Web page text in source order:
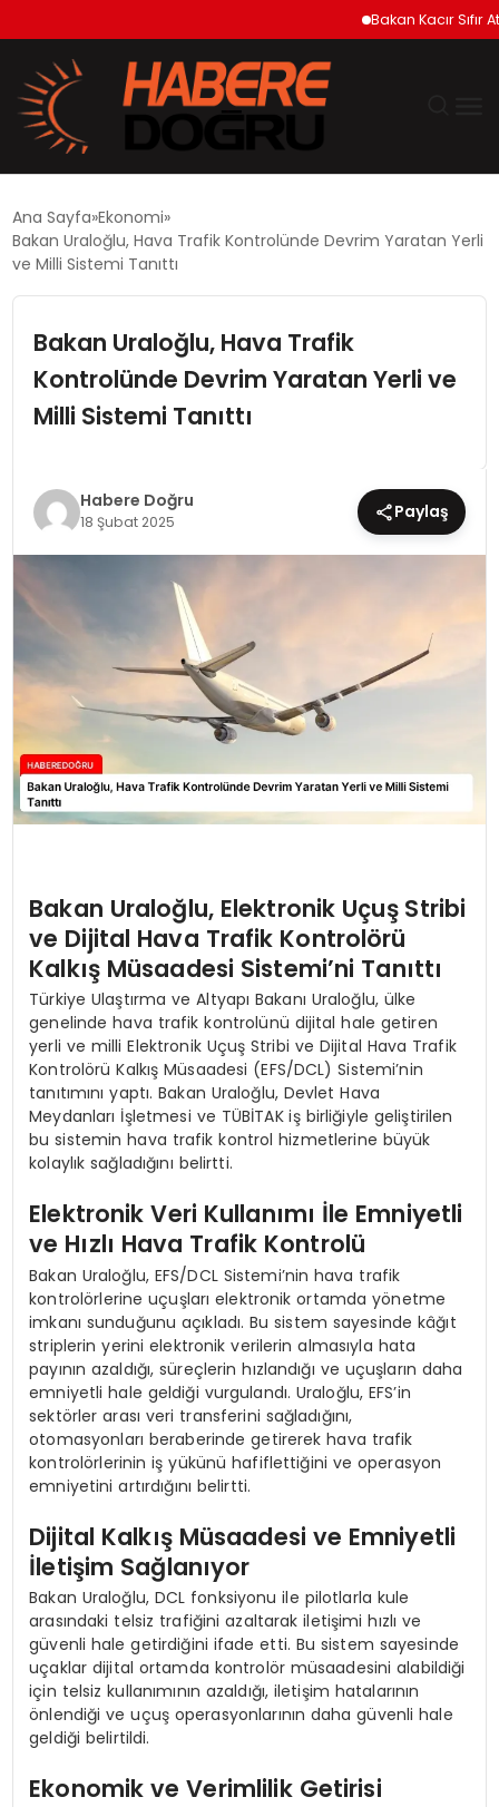
Bakan Kacır Sıfır
EKONOMİ
DÜNYA
SPOR
EĞİTİM
MAGAZİN
SAĞLIK
YAŞAM
Ana Sayfa Ekonomi
Bakan Uraloğlu, Hava Trafik Kontrolünde Devrim Yaratan Yerli
ve Milli Sistemi Tanıttı
Bakan Uraloğlu, Hava Trafik
Kontrolünde Devrim Yaratan Yerli ve
Milli Sistemi Tanıttı
Habere Doğru
18 Şubat 2025 Paylaş
Bakan Uraloğlu, Elektronik Uçuş Stribi
ve Dijital Hava Trafik Kontrolörü
Kalkış Müsaadesi Sistemi’ni Tanıttı
Türkiye Ulaştırma ve Altyapı Bakanı Uraloğlu, ülke
genelinde hava trafik kontrolünü dijital hale getiren
yerli ve milli Elektronik Uçuş Stribi ve Dijital Hava Trafik
Kontrolörü Kalkış Müsaadesi (EFS/DCL) Sistemi’nin
tanıtımını yaptı. Bakan Uraloğlu, Devlet Hava
Meydanları İşletmesi ve TÜBİTAK iş birliğiyle geliştirilen
bu sistemin hava trafik kontrol hizmetlerine büyük
kolaylık sağladığını belirtti.
Elektronik Veri Kullanımı İle Emniyetli
ve Hızlı Hava Trafik Kontrolü
Bakan Uraloğlu, EFS/DCL Sistemi’nin hava trafik
kontrolörlerine uçuşları elektronik ortamda yönetme
imkanı sunduğunu açıkladı. Bu sistem sayesinde kâğıt
striplerin yerini elektronik verilerin almasıyla hata
payının azaldığı, süreçlerin hızlandığı ve uçuşların daha
emniyetli hale geldiği vurgulandı. Uraloğlu, EFS’in
sektörler arası veri transferini sağladığını,
otomasyonları beraberinde getirerek hava trafik
kontrolörlerinin iş yükünü hafiflettiğini ve operasyon
emniyetini artırdığını belirtti.
Dijital Kalkış Müsaadesi ve Emniyetli
İletişim Sağlanıyor
Bakan Uraloğlu, DCL fonksiyonu ile pilotlarla kule
arasındaki telsiz trafiğini azaltarak iletişimi hızlı ve
güvenli hale getirdiğini ifade etti. Bu sistem sayesinde
uçaklar dijital ortamda kontrolör müsaadesini alabildiği
için telsiz kullanımının azaldığı, iletişim hatalarının
önlendiği ve uçuş operasyonlarının daha güvenli hale
geldiği belirtildi.
Ekonomik ve Verimlilik Getirisi